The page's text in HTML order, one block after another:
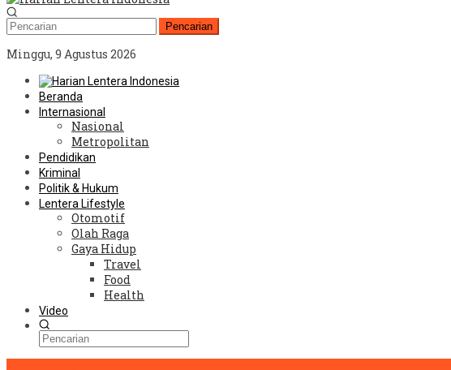
Pencarian
Minggu, 9 Agustus 2026
Beranda
Internasional
Nasional
Metropolitan
Pendidikan
Kriminal
Politik & Hukum
Lentera Lifestyle
Otomotif
Olah Raga
Gaya Hidup
Travel
Food
Health
Video